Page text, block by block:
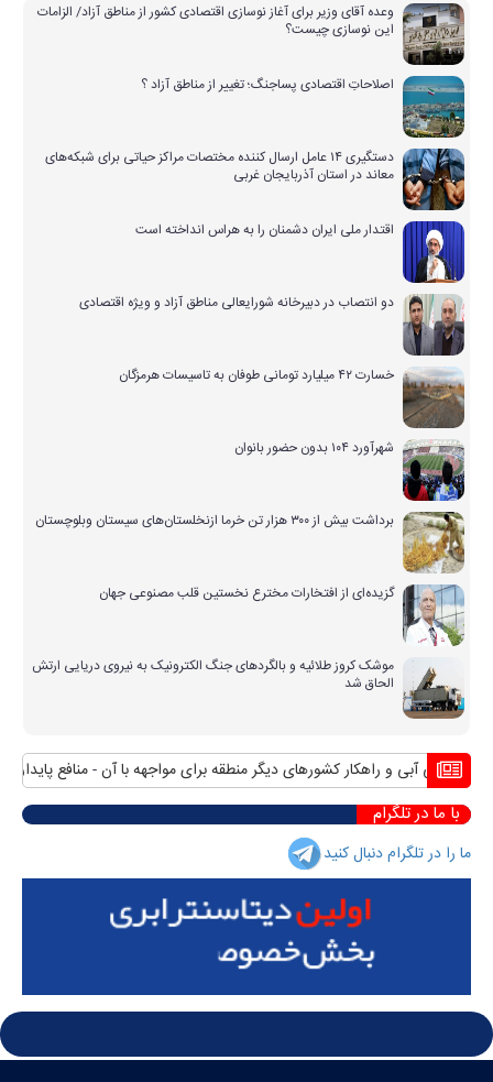
وعده آقای وزیر برای آغاز نوسازی اقتصادی کشور از مناطق آزاد/ الزامات
این نوسازی چیست؟
اصلاحاتِ اقتصادی پساجنگ؛ تغییر از مناطق آزاد ؟
دستگیری ۱۴ عامل ارسال کننده مختصات مراکز حیاتی برای شبکه‌های
معاند در استان آذربایجان غربی
اقتدار ملی ایران دشمنان را به هراس انداخته است
دو انتصاب در دبیرخانه شورایعالی مناطق آزاد و ویژه اقتصادی
خسارت ۴۲ میلیارد تومانی طوفان به تاسیسات هرمزگان
شهرآورد ۱۰۴ بدون حضور بانوان
برداشت بیش از ۳۰۰ هزار تن خرما ازنخلستان‌های سیستان وبلوچستان
گزیده‌ای از افتخارات مخترع نخستین قلب مصنوعی جهان
موشک کروز طلائیه و بالگردهای جنگ الکترونیک به نیروی دریایی ارتش
الحاق شد
بی آبی و راهکار کشورهای دیگر منطقه برای مواجهه با آن منافع پایدار
با ما در تلگرام
ما را در تلگرام دنبال کنید